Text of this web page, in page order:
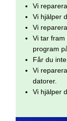
Vi
Vi hjälper
Vi
Vi tar fram
program
Får du
Vi
datorer.
Vi hjälper